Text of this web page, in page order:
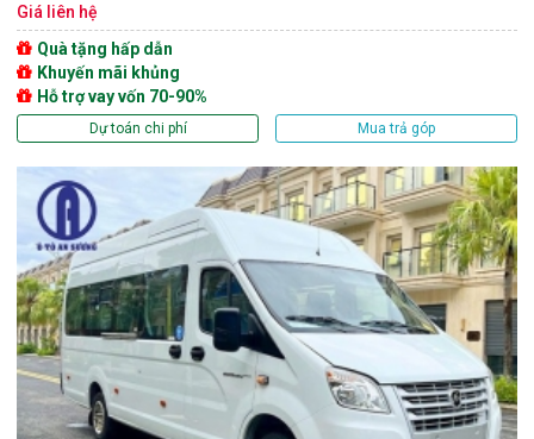
Giá liên hệ
Quà tặng hấp dẫn
Khuyến mãi khủng
Hỗ trợ vay vốn 70-90%
Dự toán chi phí Mua trả góp